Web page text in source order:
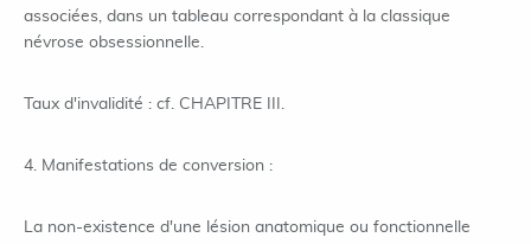
associées, dans un tableau correspondant à la classique
névrose obsessionnelle.
Taux d'invalidité : cf. CHAPITRE III.
4. Manifestations de conversion :
La non-existence d'une lésion anatomique ou fonctionnelle